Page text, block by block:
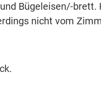
Bügeleisen/-brett.
nicht vom